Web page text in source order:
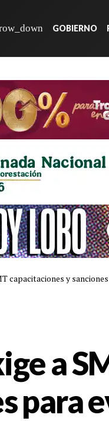
GOBIERNO
capacitaciones y
a
para